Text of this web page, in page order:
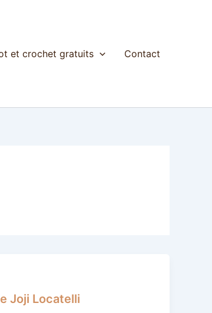
et crochet gratuits Contact
Joji Locatelli